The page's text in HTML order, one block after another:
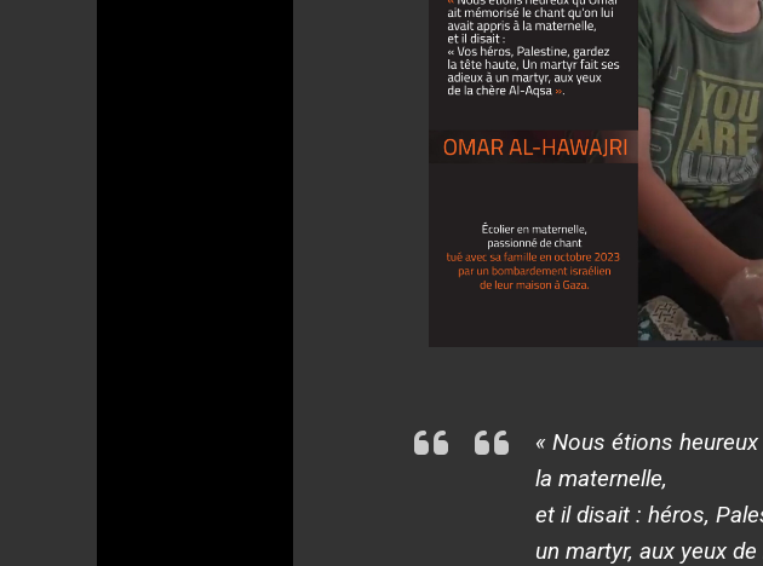
« Nous étions
la maternelle,
et il disait : héros,
un martyr, aux yeux